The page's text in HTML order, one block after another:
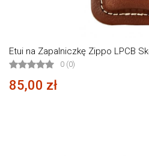
Etui na Zapalniczkę Zippo LPCB
0 (0)
85,00 zł